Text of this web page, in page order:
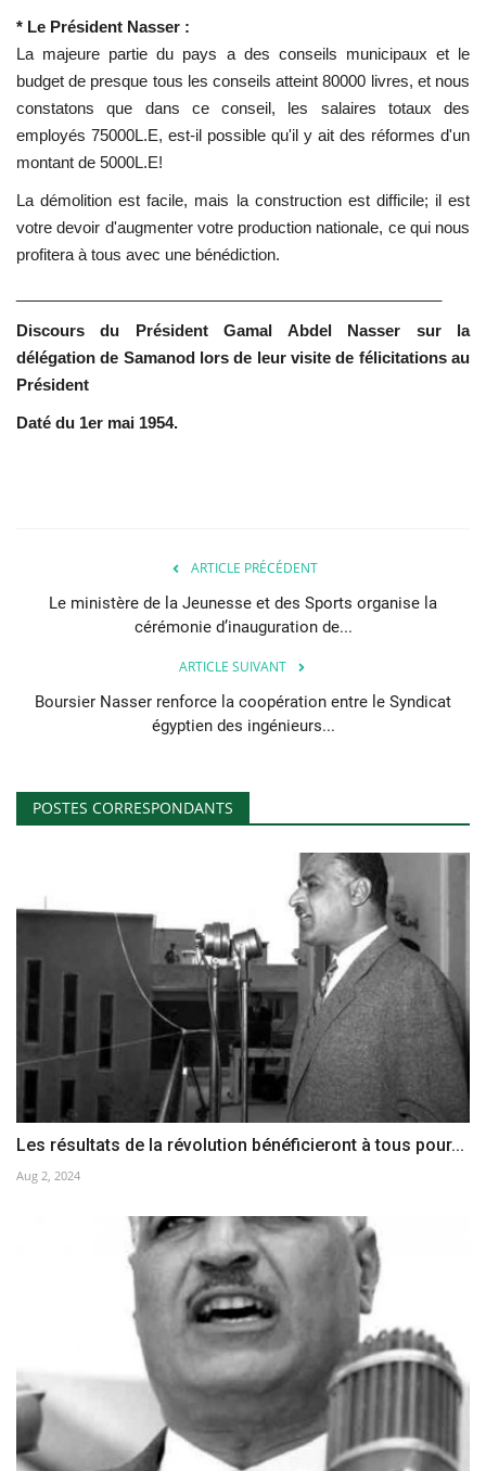
* Le Président Nasser :
La majeure partie du pays a des conseils municipaux et le
budget de presque tous les conseils atteint 80000 livres, et nous
constatons que dans ce conseil, les salaires totaux des
employés 75000L.E, est-il possible qu'il y ait des réformes d'un
montant de 5000L.E!
La démolition est facile, mais la construction est difficile; il est
votre devoir d'augmenter votre production nationale, ce qui nous
profitera à tous avec une bénédiction.
Discours du Président Gamal Abdel Nasser sur la
délégation de Samanod lors de leur visite de félicitations au
Président
Daté du 1er mai 1954.
ARTICLE PRÉCÉDENT
Le ministère de la Jeunesse et des Sports organise la
cérémonie d’inauguration de...
ARTICLE SUIVANT
Boursier Nasser renforce la coopération entre le Syndicat
égyptien des ingénieurs...
POSTES CORRESPONDANTS
Les résultats de la révolution bénéficieront à tous pour...
Aug 2, 2024